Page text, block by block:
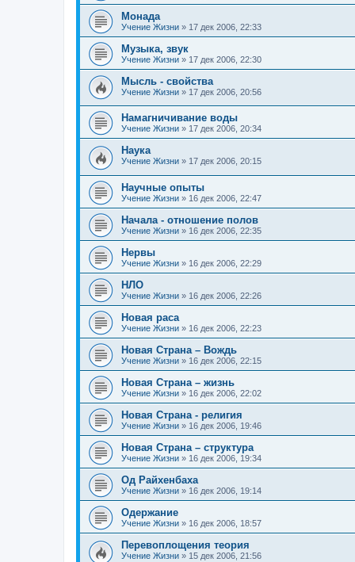
Монада
Учение Жизни » 17 дек 2006, 22:33
Музыка, звук
Учение Жизни » 17 дек 2006, 22:30
Мысль - свойства
Учение Жизни » 17 дек 2006, 20:56
Намагничивание воды
Учение Жизни » 17 дек 2006, 20:34
Наука
Учение Жизни » 17 дек 2006, 20:15
Научные опыты
Учение Жизни » 16 дек 2006, 22:47
Начала - отношение полов
Учение Жизни » 16 дек 2006, 22:35
Нервы
Учение Жизни » 16 дек 2006, 22:29
НЛО
Учение Жизни » 16 дек 2006, 22:26
Новая раса
Учение Жизни » 16 дек 2006, 22:23
Новая Страна – Вождь
Учение Жизни » 16 дек 2006, 22:15
Новая Страна – жизнь
Учение Жизни » 16 дек 2006, 22:02
Новая Страна - религия
Учение Жизни » 16 дек 2006, 19:46
Новая Страна – структура
Учение Жизни » 16 дек 2006, 19:34
Од Райхенбаха
Учение Жизни » 16 дек 2006, 19:14
Одержание
Учение Жизни » 16 дек 2006, 18:57
Перевоплощения теория
Учение Жизни » 15 дек 2006, 21:56